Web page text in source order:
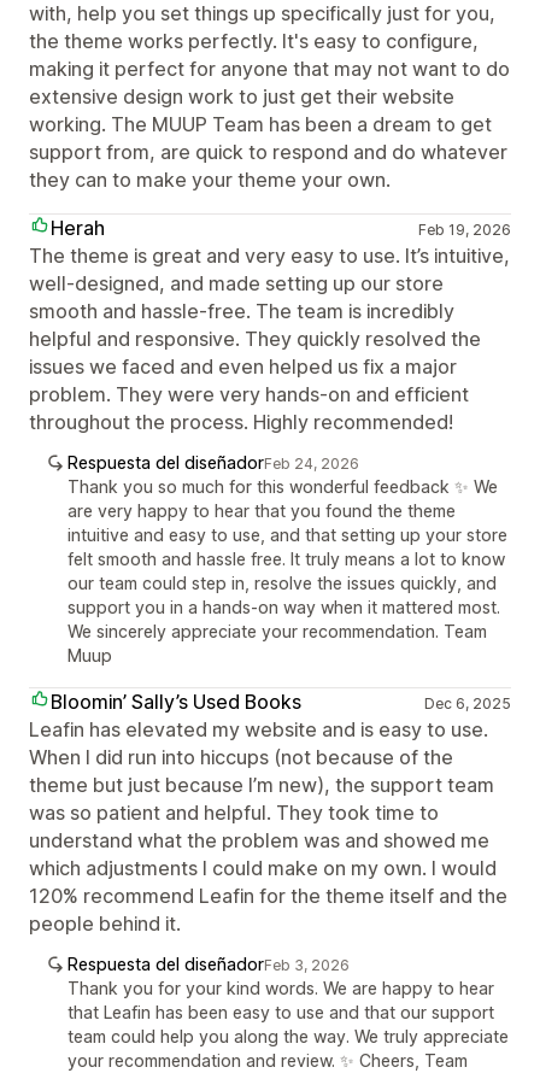
with, help you set things up specifically just for you,
the theme works perfectly. It's easy to configure,
making it perfect for anyone that may not want to do
extensive design work to just get their website
working. The MUUP Team has been a dream to get
support from, are quick to respond and do whatever
they can to make your theme your own.
Herah
Feb 19, 2026
The theme is great and very easy to use. It’s intuitive,
well-designed, and made setting up our store
smooth and hassle-free. The team is incredibly
helpful and responsive. They quickly resolved the
issues we faced and even helped us fix a major
problem. They were very hands-on and efficient
throughout the process. Highly recommended!
Respuesta del diseñadorFeb 24, 2026
Thank you so much for this wonderful feedback ✨ We
are very happy to hear that you found the theme
intuitive and easy to use, and that setting up your store
felt smooth and hassle free. It truly means a lot to know
our team could step in, resolve the issues quickly, and
support you in a hands-on way when it mattered most.
We sincerely appreciate your recommendation. Team
Muup
Bloomin’ Sally’s Used Books Dec 6, 2025
Leafin has elevated my website and is easy to use.
When I did run into hiccups (not because of the
theme but just because I’m new), the support team
was so patient and helpful. They took time to
understand what the problem was and showed me
which adjustments I could make on my own. I would
120% recommend Leafin for the theme itself and the
people behind it.
Respuesta del diseñadorFeb 3, 2026
Thank you for your kind words. We are happy to hear
that Leafin has been easy to use and that our support
team could help you along the way. We truly appreciate
your recommendation and review. ✨ Cheers, Team